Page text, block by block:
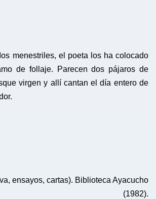
menestriles, el poeta los ha colocado
de follaje. Parecen dos pájaros de
virgen y allí cantan el día entero de
ensayos, cartas). Biblioteca Ayacucho
(1982).